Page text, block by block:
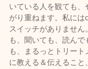
いている人を観ても、
がり重ねます。私には
スイッチがありません
も、聞いても、読んで
も、まるっとトリー
に教える＆伝えること